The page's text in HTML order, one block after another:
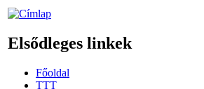
Elsődleges linkek
Főoldal
TTT